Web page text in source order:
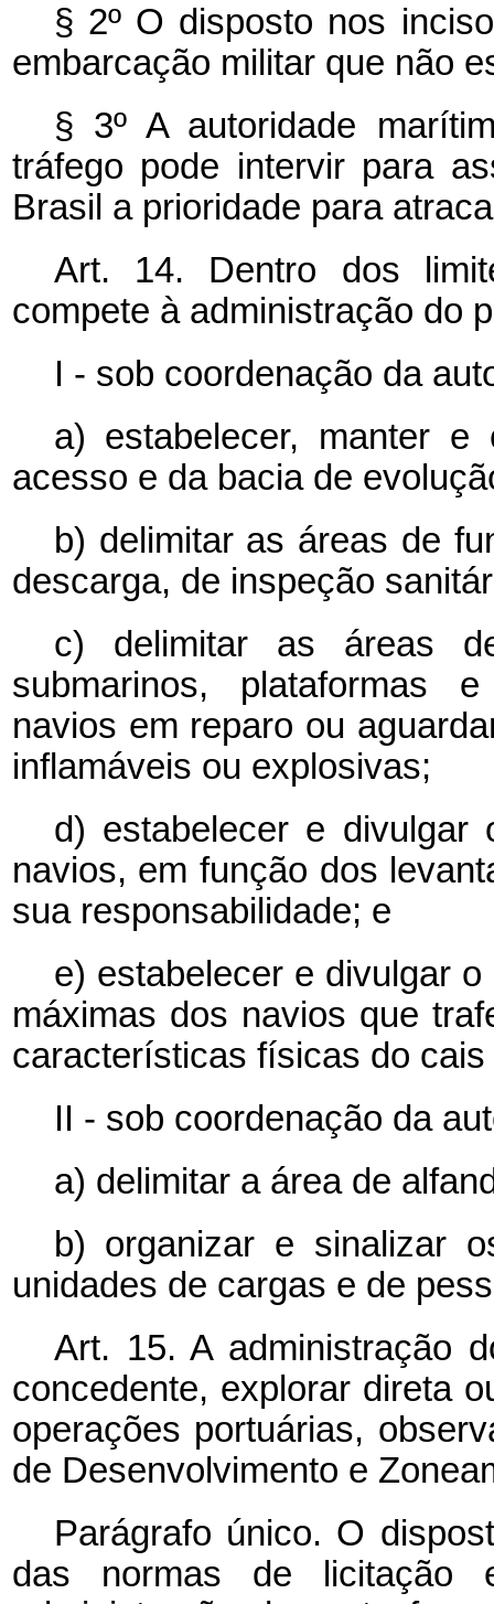
§ 2º O disposto nos
embarcação militar que não
§ 3º A autoridade
tráfego pode intervir para
Brasil a prioridade para
Art. 14. Dentro dos
compete à administração do
I - sob coordenação da
a) estabelecer, manter
acesso e da bacia de
b) delimitar as áreas de
descarga, de inspeção
c) delimitar as áreas
submarinos, plataformas
navios em reparo ou
inflamáveis ou explosivas;
d) estabelecer e divulgar
navios, em função dos
sua responsabilidade; e
e) estabelecer e divulgar
máximas dos navios que
características físicas do cais
II - sob coordenação da
a) delimitar a área de
b) organizar e sinalizar
unidades de cargas e de
Art. 15. A administração
concedente, explorar direta
operações portuárias,
de Desenvolvimento e
Parágrafo único. O
das normas de licitação